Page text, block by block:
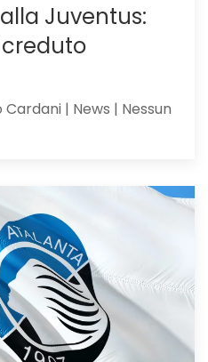
Juventus:
creduto
| News | Nessun